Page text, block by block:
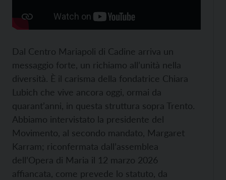
Dal Centro Mariapoli di Cadine arriva un
messaggio forte, un richiamo all’unità nella
diversità. È il carisma della fondatrice Chiara
Lubich che vive ancora oggi, ormai da
quarant’anni, in questa struttura sopra Trento.
Abbiamo intervistato la presidente del
Movimento, al secondo mandato, Margaret
Karram; riconfermata dall’assemblea
dell’Opera di Maria il 12 marzo 2026
affiancata, come prevede lo statuto, da